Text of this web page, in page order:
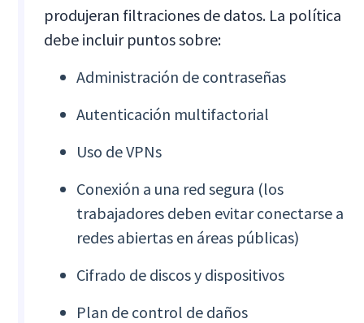
produjeran filtraciones de datos. La política
debe incluir puntos sobre:
Administración de contraseñas
Autenticación multifactorial
Uso de VPNs
Conexión a una red segura (los
trabajadores deben evitar conectarse a
redes abiertas en áreas públicas)
Cifrado de discos y dispositivos
Plan de control de daños